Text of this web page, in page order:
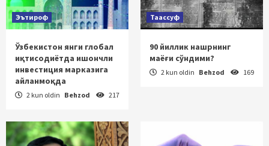
Эътироф
Ўзбекистон янги глобал
иқтисодиётда ишончли
инвестиция марказига
айланмоқда
2 kun oldin Behzod 217
Таассуф
90 йиллик нашрнинг
маёғи сўндими?
2 kun oldin Behzod 169